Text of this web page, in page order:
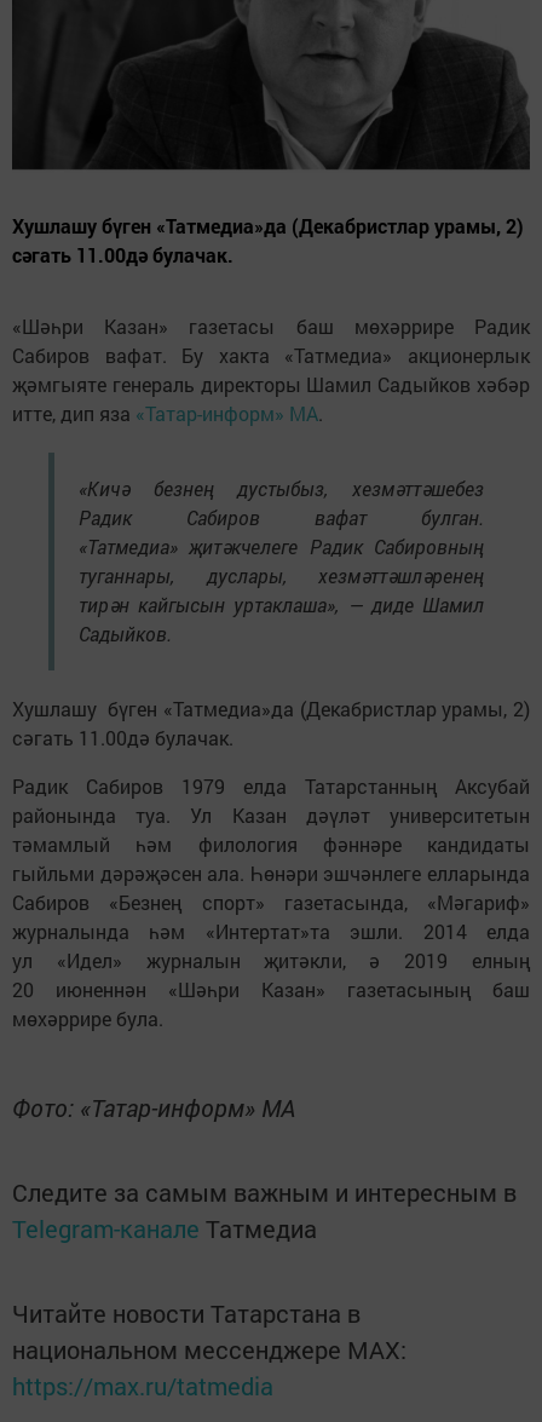
Хушлашу бүген «Татмедиа»да (Декабристлар урамы, 2)
сәгать 11.00дә булачак.
«Шәһри Казан» газетасы баш мөхәррире Радик
Сабиров вафат. Бу хакта «Татмедиа» акционерлык
җәмгыяте генераль директоры Шамил Садыйков хәбәр
итте, дип яза «Татар-информ» МА.
«Кичә безнең дустыбыз, хезмәттәшебез
Радик Сабиров вафат булган.
«Татмедиа» җитәкчелеге Радик Сабировның
туганнары, дуслары, хезмәттәшләренең
тирән кайгысын уртаклаша», — диде Шамил
Садыйков.
Хушлашу бүген «Татмедиа»да (Декабристлар урамы, 2)
сәгать 11.00дә булачак.
Радик Сабиров 1979 елда Татарстанның Аксубай
районында туа. Ул Казан дәүләт университетын
тәмамлый һәм филология фәннәре кандидаты
гыйльми дәрәҗәсен ала. Һөнәри эшчәнлеге елларында
Сабиров «Безнең спорт» газетасында, «Мәгариф»
журналында һәм «Интертат»та эшли. 2014 елда
ул «Идел» журналын җитәкли, ә 2019 елның
20 июненнән «Шәһри Казан» газетасының баш
мөхәррире була.
Фото: «Татар-информ» МА
Следите за самым важным и интересным в
Telegram-канале Татмедиа
Читайте новости Татарстана в
национальном мессенджере MАХ:
https://max.ru/tatmedia